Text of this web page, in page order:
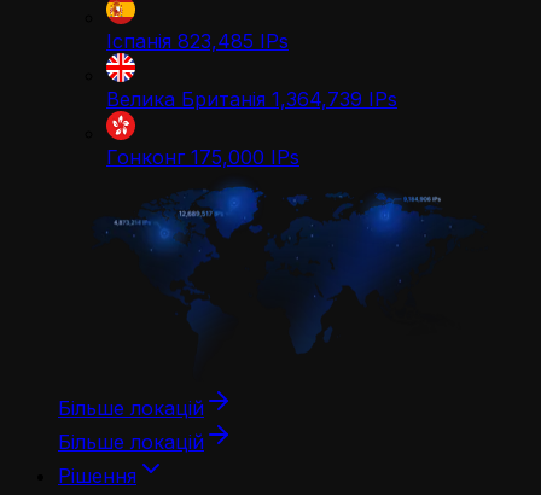
Іспанія 823,485 IPs
Велика Британія 1,364,739 IPs
Гонконг 175,000 IPs
Більше локацій
Більше локацій
Рішення